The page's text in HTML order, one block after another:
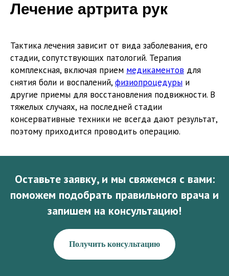
Лечение артрита рук
Тактика лечения зависит от вида заболевания, его
стадии, сопутствующих патологий. Терапия
комплексная, включая прием медикаментов для
снятия боли и воспалений, физиопроцедуры и
другие приемы для восстановления подвижности. В
тяжелых случаях, на последней стадии
консервативные техники не всегда дают результат,
поэтому приходится проводить операцию.
Оставьте заявку, и мы свяжемся с вами:
поможем подобрать правильного врача и
запишем на консультацию!
Получить консультацию